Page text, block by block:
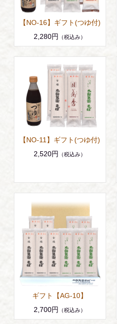
【NO-16】ギフト(つゆ付)
2,280円
（税込み）
【NO-11】ギフト(つゆ付)
2,520円
（税込み）
ギフト【AG-10】
2,700円
（税込み）